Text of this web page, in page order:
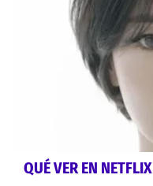
QUÉ VER EN NETFLIX